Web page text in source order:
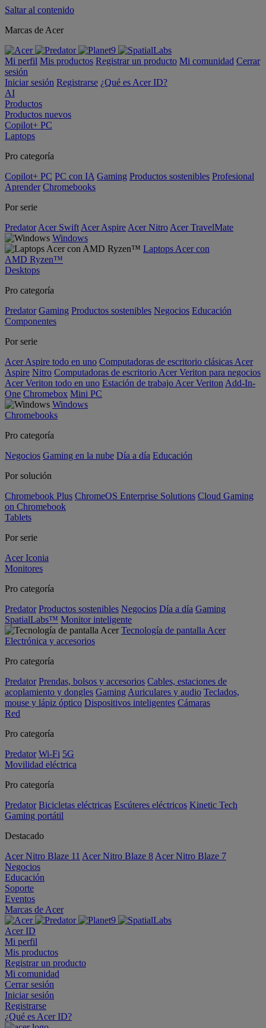
Saltar al contenido
Marcas de Acer
Mi perfil Mis productos Registrar un producto Mi comunidad Cerrar
sesión
Iniciar sesión Registrarse ¿Qué es Acer ID?
AI
Productos
Productos nuevos
Copilot+ PC
Laptops
Pro categoría
Copilot+ PC PC con IA Gaming Productos sostenibles Profesional
Aprender Chromebooks
Por serie
Predator Acer Swift Acer Aspire Acer Nitro Acer TravelMate
Windows
Laptops Acer con
AMD Ryzen™
Desktops
Pro categoría
Predator Gaming Productos sostenibles Negocios Educación
Componentes
Por serie
Acer Aspire todo en uno Computadoras de escritorio clásicas Acer
Aspire Nitro Computadoras de escritorio Acer Veriton para negocios
Acer Veriton todo en uno Estación de trabajo Acer Veriton Add-In-
One Chromebox Mini PC
Windows
Chromebooks
Pro categoría
Negocios Gaming en la nube Día a día Educación
Por solución
Chromebook Plus ChromeOS Enterprise Solutions Cloud Gaming
on Chromebook
Tablets
Por serie
Acer Iconia
Monitores
Pro categoría
Predator Productos sostenibles Negocios Día a día Gaming
SpatialLabs™ Monitor inteligente
Tecnología de pantalla Acer
Electrónica y accesorios
Pro categoría
Predator Prendas, bolsos y accesorios Cables, estaciones de
acoplamiento y dongles Gaming Auriculares y audio Teclados,
mouse y lápiz óptico Dispositivos inteligentes Cámaras
Red
Pro categoría
Predator Wi-Fi 5G
Movilidad eléctrica
Pro categoría
Predator Bicicletas eléctricas Escúteres eléctricos Kinetic Tech
Gaming portátil
Destacado
Acer Nitro Blaze 11 Acer Nitro Blaze 8 Acer Nitro Blaze 7
Negocios
Educación
Soporte
Eventos
Marcas de Acer
Acer ID
Mi perfil
Mis productos
Registrar un producto
Mi comunidad
Cerrar sesión
Iniciar sesión
Registrarse
¿Qué es Acer ID?